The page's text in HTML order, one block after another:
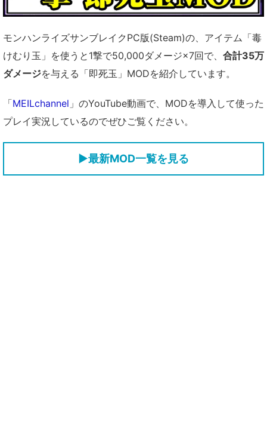
モンハンライズサンブレイクPC版(Steam)の、アイテム「毒
けむり玉」を使うと1撃で50,000ダメージ×7回で、 合計35万
ダメージを与える「即死玉」MODを紹介しています。
「MEILchannel 」のYouTube動画で、MODを導入して使った
プレイ実況しているのでぜひご覧ください。
▶最新MOD一覧を見る